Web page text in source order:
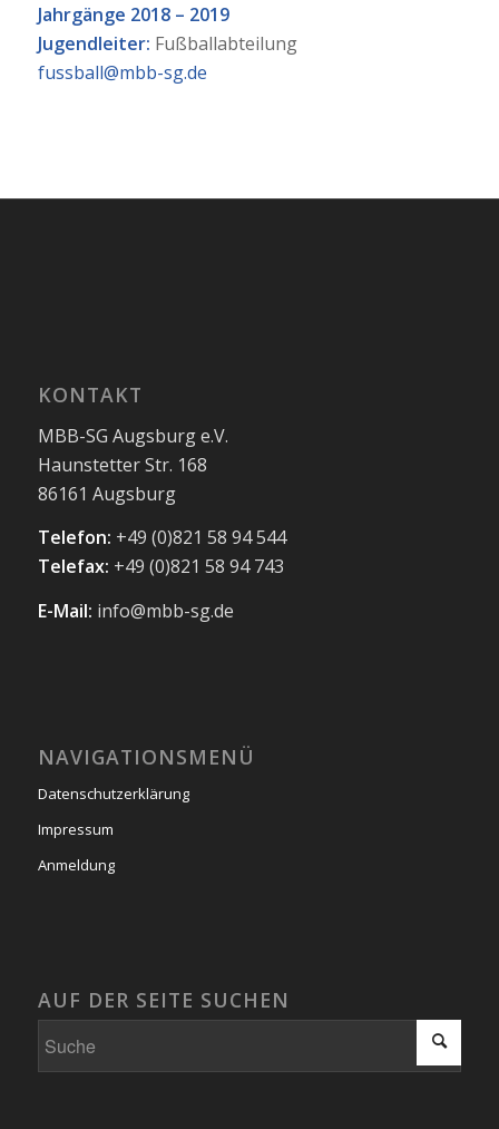
Jahrgänge 2018 – 2019
Jugendleiter: Fußballabteilung
fussball@mbb-sg.de
KONTAKT
MBB-SG Augsburg e.V.
Haunstetter Str. 168
86161 Augsburg
Telefon: +49 (0)821 58 94 544
Telefax: +49 (0)821 58 94 743
E-Mail: info@mbb-sg.de
NAVIGATIONSMENÜ
Datenschutzerklärung
Impressum
Anmeldung
AUF DER SEITE SUCHEN